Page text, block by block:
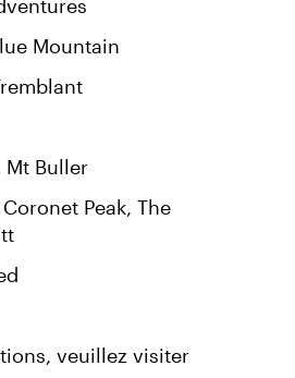
Mountain
Mt Buller
Coronet Peak, The